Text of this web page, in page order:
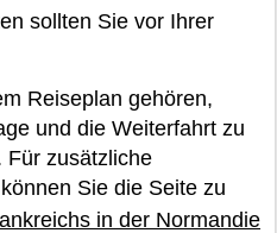
sollten Sie vor Ihrer
Reiseplan gehören,
und die Weiterfahrt zu
Für zusätzliche
Sie die Seite zu
in der Normandie